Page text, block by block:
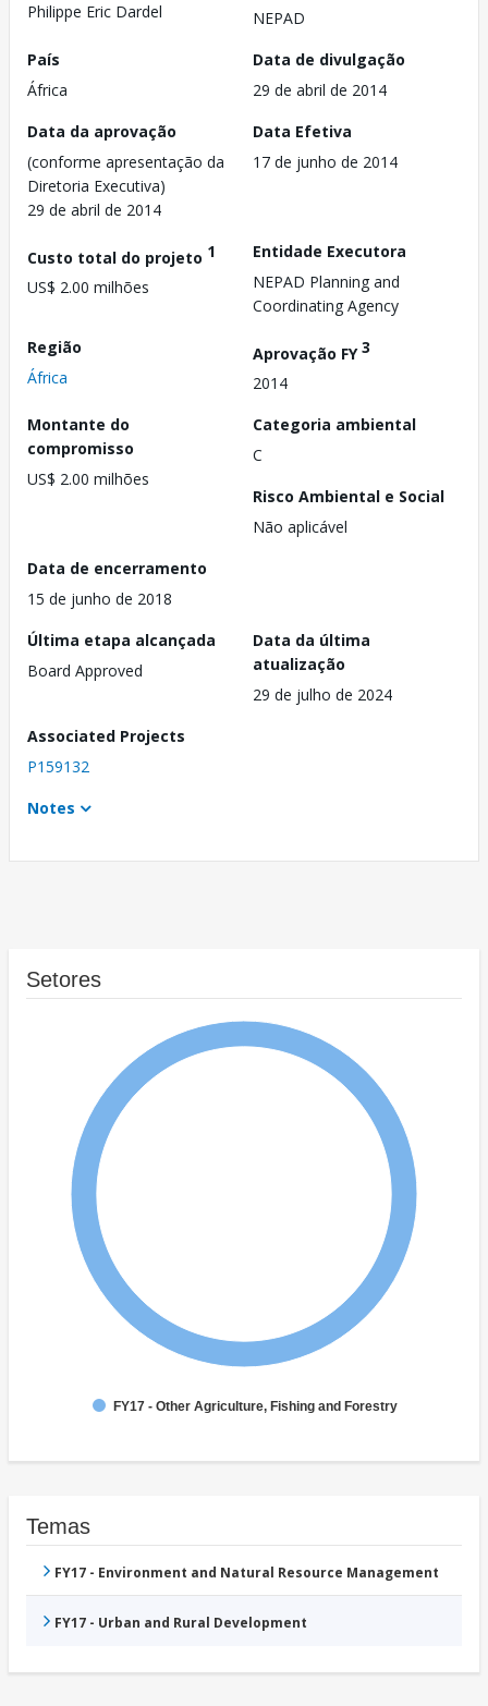
Philippe Eric Dardel
NEPAD
País
África
Data de divulgação
29 de abril de 2014
Data da aprovação
(conforme apresentação da
Diretoria Executiva)
29 de abril de 2014
Data Efetiva
17 de junho de 2014
Custo total do projeto 1
US$ 2.00 milhões
Entidade Executora
NEPAD Planning and
Coordinating Agency
Região
África
Aprovação FY3
2014
Montante do
compromisso
US$ 2.00 milhões
Categoria ambiental
C
Risco Ambiental e Social
Não aplicável
Data de encerramento
15 de junho de 2018
Última etapa alcançada
Board Approved
Data da última
atualização
29 de julho de 2024
Associated Projects
P159132
Notes
Setores
FY17 - Other Agriculture, Fishing and Forestry
Temas
FY17 - Environment and Natural Resource Management
FY17 - Urban and Rural Development